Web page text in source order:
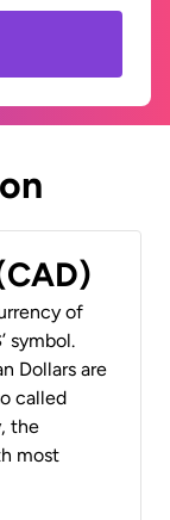
of
symbol.
Dollars are
called
the
most